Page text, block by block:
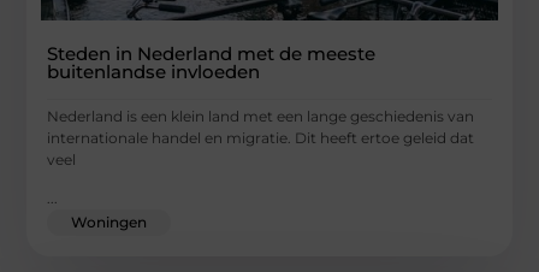
Steden in Nederland met de meeste
buitenlandse invloeden
Nederland is een klein land met een lange geschiedenis van
internationale handel en migratie. Dit heeft ertoe geleid dat
veel
...
Woningen